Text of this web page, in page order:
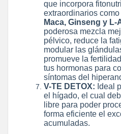
que incorpora
extraordinarios como
Maca, Ginseng y L-
poderosa mezcla
pélvico, reduce la
modular las
promueve la
tus hormonas para
síntomas del
V-TE DETOX: Ideal
el hígado, el cual
libre para poder
forma eficiente el
acumuladas.